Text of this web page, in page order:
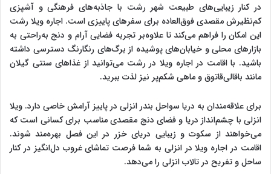
در کنار زیبایی‌های طبیعت شهر رشت با جاذبه‌های فرهنگی و آشپزی
کم‌نظیرش مقصدی فوق‌العاده برای سفرهای پاییزی است. اجاره ویلا رشت
این امکان را فراهم می‌کند تا علاوه‌بر تجربه فضایی آرام و دنج به‌راحتی به
بازارهای محلی و خیابان‌های پوشیده از برگ‌های رنگارنگ دسترسی داشته
باشید. با اقامت در اجاره ویلا در رشت می‌توانید از غذاهای سنتی گیلان
مانند باقالی‌قاتوق و ماهی شکم‌پر نیز لذت ببرید.
برای علاقه‌مندان به دریا سواحل بندر انزلی در پاییز آرامش خاصی دارد. ویلا
انزلی با چشم‌انداز دریا و فضای دنج مقصدی مناسب برای کسانی است که
می‌خواهند از سکوت و زیبایی دریای خزر در این فصل بهره‌مند شوند.
اقامت در اجاره ویلا در انزلی به شما فرصت تماشای غروب دل‌انگیز در کنار
ساحل و تفریح در تالاب انزلی را می‌دهد.